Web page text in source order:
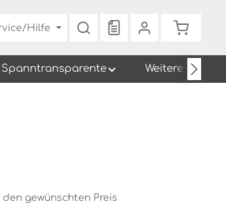
Hilfe
Du hast 0 Produkte
Spanntransparente Weitere
gewünschten Preis